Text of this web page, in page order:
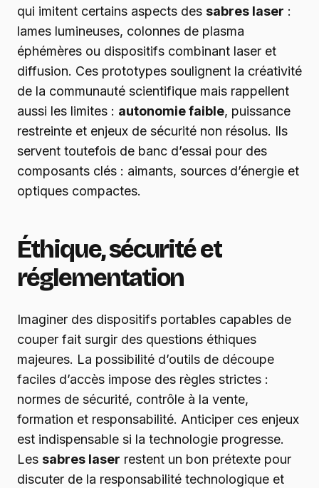
qui imitent certains aspects des sabres laser :
lames lumineuses, colonnes de plasma
éphémères ou dispositifs combinant laser et
diffusion. Ces prototypes soulignent la créativité
de la communauté scientifique mais rappellent
aussi les limites : autonomie faible, puissance
restreinte et enjeux de sécurité non résolus. Ils
servent toutefois de banc d’essai pour des
composants clés : aimants, sources d’énergie et
optiques compactes.
Éthique, sécurité et
réglementation
Imaginer des dispositifs portables capables de
couper fait surgir des questions éthiques
majeures. La possibilité d’outils de découpe
faciles d’accès impose des règles strictes :
normes de sécurité, contrôle à la vente,
formation et responsabilité. Anticiper ces enjeux
est indispensable si la technologie progresse.
Les sabres laser restent un bon prétexte pour
discuter de la responsabilité technologique et